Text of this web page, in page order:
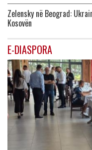
Zelensky në Beograd:
Kosovën
E-DIASPORA